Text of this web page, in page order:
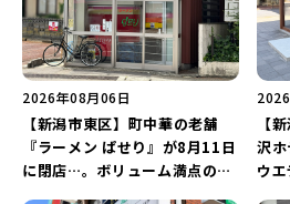
2026年08月06日
【新潟市東区】町中華の老舗
『ラーメン ぱせり』が8月11日
に閉店…。ボリューム満点の名
【
沢
ウ